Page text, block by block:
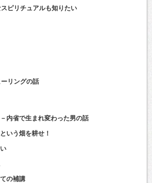
ピリチュアルも知りたい
リングの話
内省で生まれ変わった男の話
いう畑を耕せ！
の補講